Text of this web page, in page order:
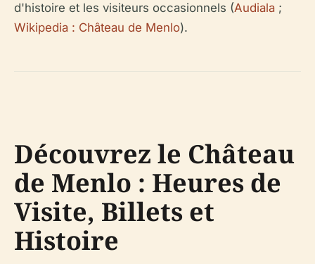
d'histoire et les visiteurs occasionnels (Audiala ;
Wikipedia : Château de Menlo).
Découvrez le Château
de Menlo : Heures de
Visite, Billets et
Histoire